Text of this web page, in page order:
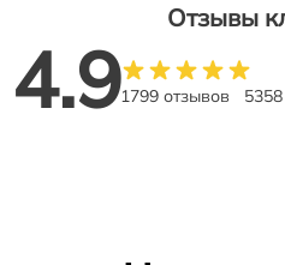
Отзывы
4.91799 отзывов